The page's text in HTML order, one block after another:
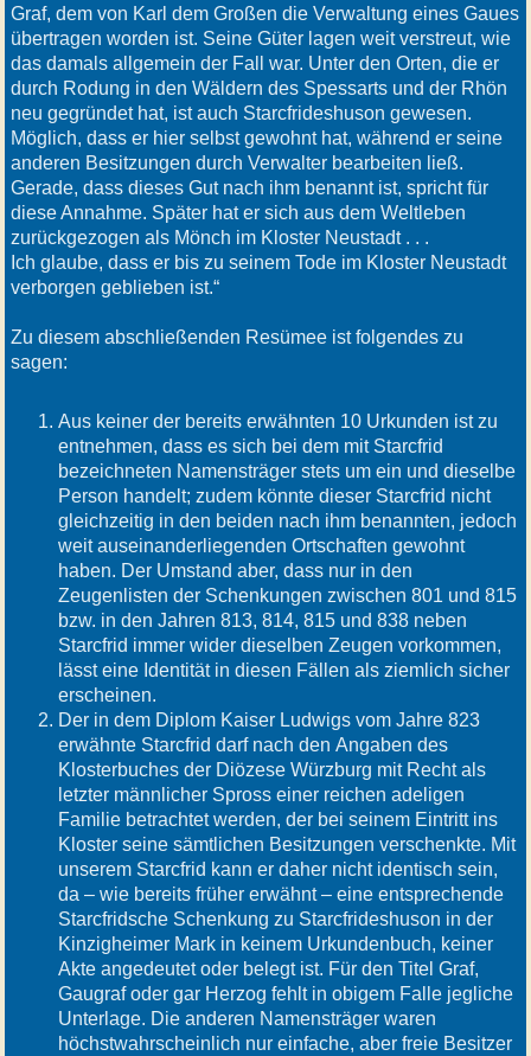
Graf, dem von Karl dem Großen die Verwaltung eines Gaues
übertragen worden ist. Seine Güter lagen weit verstreut, wie
das damals allgemein der Fall war. Unter den Orten, die er
durch Rodung in den Wäldern des Spessarts und der Rhön
neu gegründet hat, ist auch Starcfrideshuson gewesen.
Möglich, dass er hier selbst gewohnt hat, während er seine
anderen Besitzungen durch Verwalter bearbeiten ließ.
Gerade, dass dieses Gut nach ihm benannt ist, spricht für
diese Annahme. Später hat er sich aus dem Weltleben
zurückgezogen als Mönch im Kloster Neustadt . . .
Ich glaube, dass er bis zu seinem Tode im Kloster Neustadt
verborgen geblieben ist.“
Zu diesem abschließenden Resümee ist folgendes zu
sagen:
Aus keiner der bereits erwähnten 10 Urkunden ist zu
entnehmen, dass es sich bei dem mit Starcfrid
bezeichneten Namensträger stets um ein und dieselbe
Person handelt; zudem könnte dieser Starcfrid nicht
gleichzeitig in den beiden nach ihm benannten, jedoch
weit auseinanderliegenden Ortschaften gewohnt
haben. Der Umstand aber, dass nur in den
Zeugenlisten der Schenkungen zwischen 801 und 815
bzw. in den Jahren 813, 814, 815 und 838 neben
Starcfrid immer wider dieselben Zeugen vorkommen,
lässt eine Identität in diesen Fällen als ziemlich sicher
erscheinen.
Der in dem Diplom Kaiser Ludwigs vom Jahre 823
erwähnte Starcfrid darf nach den Angaben des
Klosterbuches der Diözese Würzburg mit Recht als
letzter männlicher Spross einer reichen adeligen
Familie betrachtet werden, der bei seinem Eintritt ins
Kloster seine sämtlichen Besitzungen verschenkte. Mit
unserem Starcfrid kann er daher nicht identisch sein,
da – wie bereits früher erwähnt – eine entsprechende
Starcfridsche Schenkung zu Starcfrideshuson in der
Kinzigheimer Mark in keinem Urkundenbuch, keiner
Akte angedeutet oder belegt ist. Für den Titel Graf,
Gaugraf oder gar Herzog fehlt in obigem Falle jegliche
Unterlage. Die anderen Namensträger waren
höchstwahrscheinlich nur einfache, aber freie Besitzer